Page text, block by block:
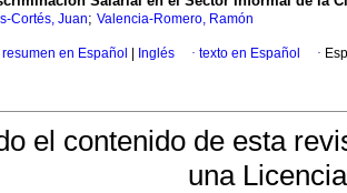
Cortés, Juan; Valencia-Romero, Ramón
resumen en Español Inglés · texto en Español ·
el contenido de esta
una